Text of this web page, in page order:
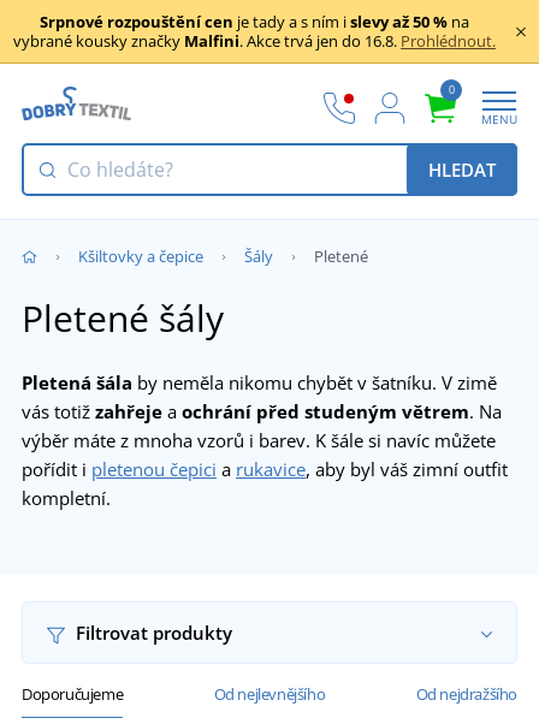
Srpnové rozpouštění cen je tady a s ním islevy až 50 % na
vybrané kousky značky Malfini. Akce trvá jen do 16.8. Prohlédnout.
0
MENU
HLEDAT
Kšiltovky a čepice Šály Pletené
Pletené šály
Pletená šála by neměla nikomu chybět v šatníku. V zimě
vás totiž zahřeje a ochrání před studeným větrem. Na
výběr máte z mnoha vzorů i barev. K šále si navíc můžete
pořídit i pletenou čepici a rukavice, aby byl váš zimní outfit
kompletní.
Filtrovat produkty
Doporučujeme Od nejlevnějšího Od nejdražšího